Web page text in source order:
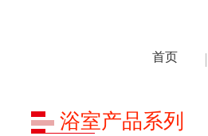
首页
浴室产品系列